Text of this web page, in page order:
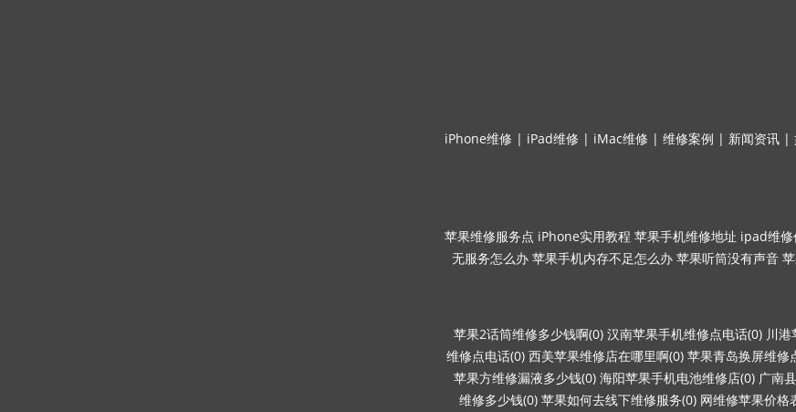
iPhone维修 | iPad维修 | iMac维修 | 维修案例 | 新闻资讯 |
苹果维修服务点 iPhone实用教程 苹果手机维修地址 ipad维修
无服务怎么办 苹果手机内存不足怎么办 苹果听筒没有声音
苹果2话筒维修多少钱啊(0) 汉南苹果手机维修点电话(0) 川港
维修点电话(0) 西美苹果维修店在哪里啊(0) 苹果青岛换屏维修
苹果方维修漏液多少钱(0) 海阳苹果手机电池维修店(0) 广南
维修多少钱(0) 苹果如何去线下维修服务(0) 网维修苹果价格